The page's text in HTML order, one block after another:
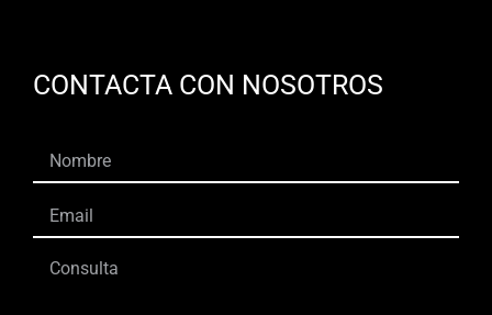
CONTACTA CON NOSOTROS